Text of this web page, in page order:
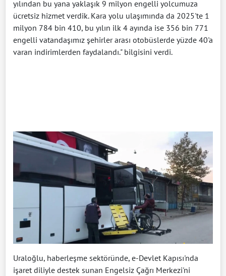
yılından bu yana yaklaşık 9 milyon engelli yolcumuza
ücretsiz hizmet verdik. Kara yolu ulaşımında da 2025'te 1
milyon 784 bin 410, bu yılın ilk 4 ayında ise 356 bin 771
engelli vatandaşımız şehirler arası otobüslerde yüzde 40'a
varan indirimlerden faydalandı." bilgisini verdi.
Uraloğlu, haberleşme sektöründe, e-Devlet Kapısı'nda
işaret diliyle destek sunan Engelsiz Çağrı Merkezi'ni